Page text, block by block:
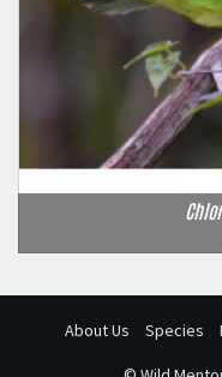
About Us Species